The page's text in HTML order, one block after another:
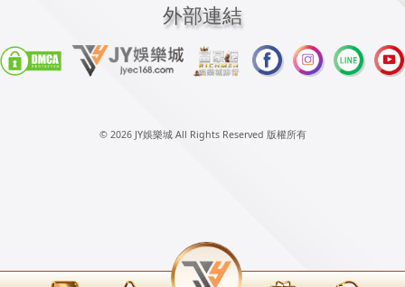
外部連結
© 2026 JY娛樂城 All Rights Reserved 版權所有